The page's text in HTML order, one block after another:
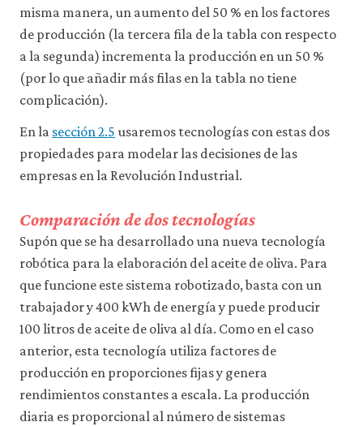
misma manera, un aumento del 50 % en los factores
de producción (la tercera fila de la tabla con respecto
a la segunda) incrementa la producción en un 50 %
(por lo que añadir más filas en la tabla no tiene
complicación).
En la sección 2.5 usaremos tecnologías con estas dos
propiedades para modelar las decisiones de las
empresas en la Revolución Industrial.
Comparación de dos tecnologías
Supón que se ha desarrollado una nueva tecnología
robótica para la elaboración del aceite de oliva. Para
que funcione este sistema robotizado, basta con un
trabajador y 400 kWh de energía y puede producir
100 litros de aceite de oliva al día. Como en el caso
anterior, esta tecnología utiliza factores de
producción en proporciones fijas y genera
rendimientos constantes a escala. La producción
diaria es proporcional al número de sistemas